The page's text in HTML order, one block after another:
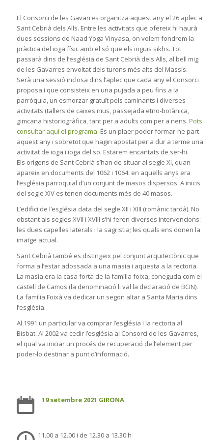
El Consorci de les Gavarres organitza aquest any el 26 aplec a
Sant Cebrià dels Alls. Entre les activitats que ofereix hi haurà
dues sessions de Naad Yoga Vinyasa, on volem fondrem la
pràctica del ioga físic amb el só que els ioguis sikhs. Tot
passarà dins de l’església de Sant Cebrià dels Alls, al bell mig
de les Gavarres envoltat dels turons més alts del Massís.
Serà una sessió inclosa dins l’aplec que cada any el Consorci
proposa i que consisteix en una pujada a peu fins a la
parròquia, un esmorzar gratuït pels caminants i diverses
activitats (tallers de caixes nius, passejada etno-botànica,
gimcana historiogràfica, tant per a adults com per a nens. Pots
consultar aquí el programa. És un plaer poder formar-ne part
aquest any i sobretot que hagin apostat per a dur a terme una
activitat de ioga i ioga del so. Estarem encantats de ser-hi.
Els orígens de Sant Cebrià s’han de situar al segle XI, quan
apareix en documents del 1062 i 1064. en aquells anys era
l’església parroquial d’un conjunt de masos dispersos. A inicis
del segle XIV es tenen documents més de 40 masos.
L’edifici de l’església data del segle XII i XIII (romànic tardà). No
obstant als segles XVII i XVIII s’hi feren diverses intervencions:
les dues capelles laterals i la sagristia; les quals ens donen la
imatge actual.
Sant Cebrià també es distingeix pel conjunt arquitectònic que
forma a l’estar adossada a una masia i aquesta a la rectoria.
La masia era la casa forta de la família foixa, coneguda com el
castell de Camos (la denominació li val la declaració de BCIN).
La família Foixà va dedicar un segon altar a Santa Maria dins
l’església.
Al 1991 un particular va comprar l’església i la rectoria al
Bisbat. Al 2002 va cedir l’església al Consorci de les Gavarres,
el qual va iniciar un procés de recuperació de l’element per
poder-lo destinar a punt d’informació.
19 setembre 2021 GIRONA
11.00 a 12.00 i de 12.30 a 13.30 h